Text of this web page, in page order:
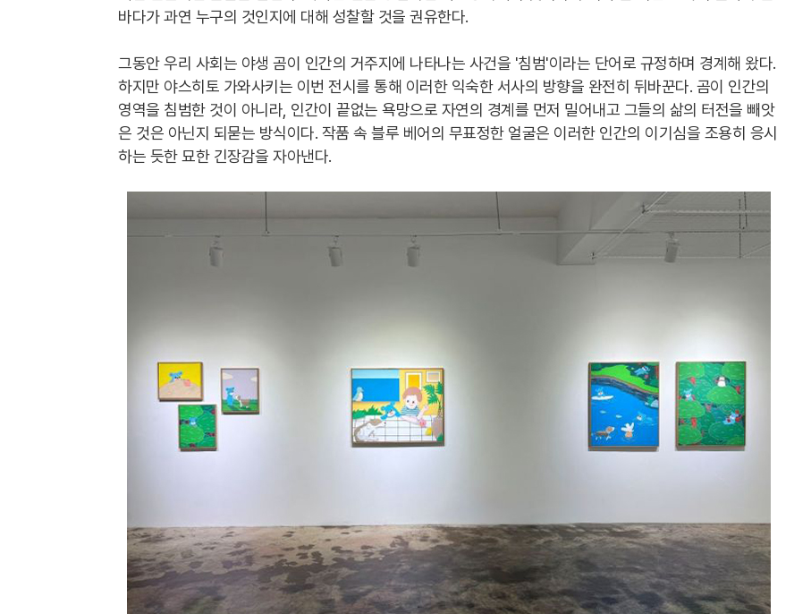
바다가 과연 누구의 것인지에 대해 성찰할 것을 권유한다.
그동안 우리 사회는 야생 곰이 인간의 거주지에 나타나는 사건을 '침범'이라는 단어로 규정하며 경계해 왔다.
하지만 야스히토 가와사키는 이번 전시를 통해 이러한 익숙한 서사의 방향을 완전히 뒤바꾼다. 곰이 인간의
영역을 침범한 것이 아니라, 인간이 끝없는 욕망으로 자연의 경계를 먼저 밀어내고 그들의 삶의 터전을 빼앗
은 것은 아닌지 되묻는 방식이다. 작품 속 블루 베어의 무표정한 얼굴은 이러한 인간의 이기심을 조용히 응시
하는 듯한 묘한 긴장감을 자아낸다.